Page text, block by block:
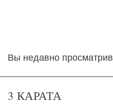
Вы недавно
3 КАРАТА